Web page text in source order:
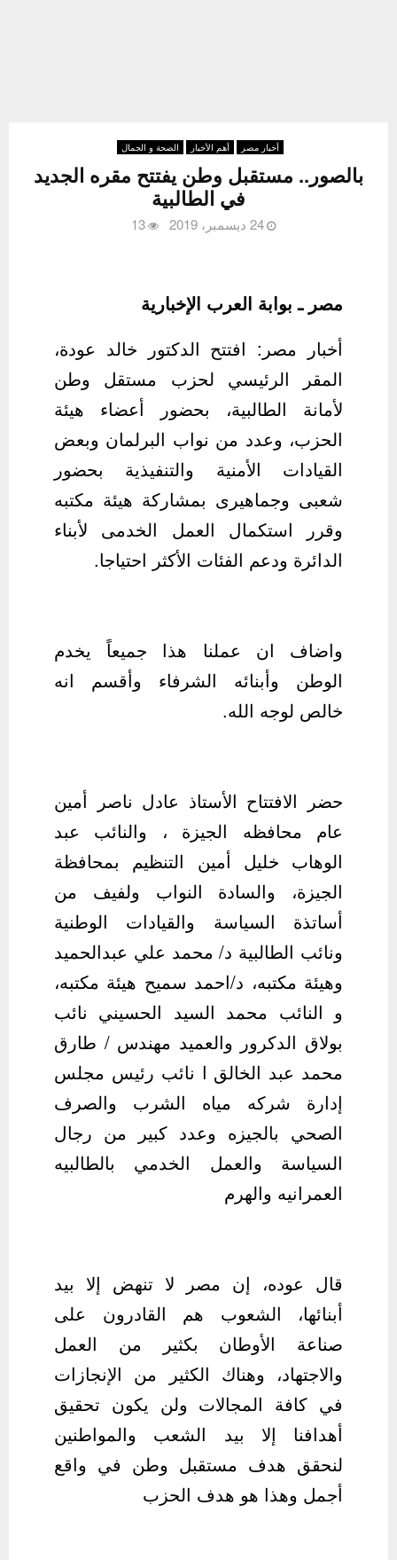
أخبار مصر أهم الأخبار الصحة و الجمال
بالصور.. مستقبل وطن يفتتح مقره الجديد
في الطالبية
24 ديسمبر، 2019 13
مصر ـ بوابة العرب الإخبارية
أخبار مصر: افتتح الدكتور خالد عودة،
المقر الرئيسي لحزب مستقل وطن
لأمانة الطالبية، بحضور أعضاء هيئة
الحزب، وعدد من نواب البرلمان وبعض
القيادات الأمنية والتنفيذية بحضور
شعبى وجماهيرى بمشاركة هيئة مكتبه
وقرر استكمال العمل الخدمى لأبناء
الدائرة ودعم الفئات الأكثر احتياجا.
واضاف ان عملنا هذا جميعاً يخدم
الوطن وأبنائه الشرفاء وأقسم انه
خالص لوجه الله.
حضر الافتتاح الأستاذ عادل ناصر أمين
عام محافظه الجيزة ، والنائب عبد
الوهاب خليل أمين التنظيم بمحافظة
الجيزة، والسادة النواب ولفيف من
أساتذة السياسة والقيادات الوطنية
ونائب الطالبية د/ محمد علي عبدالحميد
وهيئة مكتبه، د/احمد سميح هيئة مكتبه،
و النائب محمد السيد الحسيني نائب
بولاق الدكرور والعميد مهندس / طارق
محمد عبد الخالق ا نائب رئيس مجلس
إدارة شركه مياه الشرب والصرف
الصحي بالجيزه وعدد كبير من رجال
السياسة والعمل الخدمي بالطالبيه
العمرانيه والهرم
قال عوده، إن مصر لا تنهض إلا بيد
أبنائها، الشعوب هم القادرون على
صناعة الأوطان بكثير من العمل
والاجتهاد، وهناك الكثير من الإنجازات
في كافة المجالات ولن يكون تحقيق
أهدافنا إلا بيد الشعب والمواطنين
لنحقق هدف مستقبل وطن في واقع
أجمل وهذا هو هدف الحزب